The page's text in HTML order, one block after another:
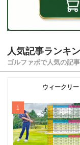
人気記事ランキ
ゴルファボで人気の記
ウィークリー